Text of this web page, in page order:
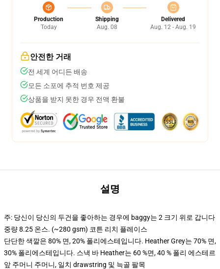
Production
Today
Shipping
Aug. 08
Delivered
Aug. 12 - Aug. 19
안전한 거래
전 세계 어디든 배송
모든 소포에 추적 번호 제공
상품을 받지 못한 경우 전액 환불
설명
주: 당신이 당신의 두건을 좋아하는 경우에 baggy는 2 크기 위로 갑니다
중량 8.25 온스. (~280 gsm) 코튼 리치 플레이스
단단한 색깔은 80% 면, 20% 폴리에스테입니다. Heather Grey는 70% 면,
30% 폴리에스테입니다. 스낵 바 Heather는 60 %면, 40 % 폴리 에스테르
앞 주머니 주머니, 일치 drawstring 및 늑골 팔목